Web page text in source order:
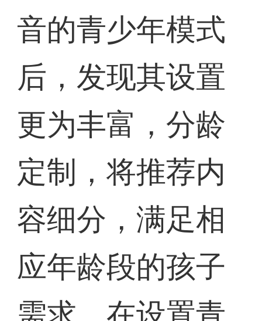
音的青少年模式
后，发现其设置
更为丰富，分龄
定制，将推荐内
容细分，满足相
应年龄段的孩子